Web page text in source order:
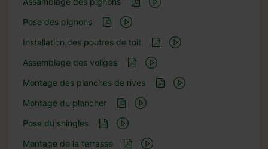
Pose des pignons
Installation des poutres de toit
Assemblage des voliges
Montage des planches de rives
Montage du plancher
Pose du shingles
Montage de la terrasse